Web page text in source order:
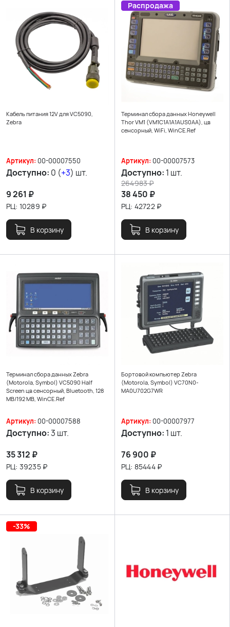
Кабель питания 12V для VC5090,
Zebra
Артикул: 00-00007550
Доступно: 0 (+3) шт.
9 261 ₽
РЦ: 10289 ₽
В корзину
Распродажа
Терминал сбора данных Honeywell
Thor VM1 (VM1C1A1A1AUS0AA), цв
сенсорный, WiFi, WinCE.Ref
Артикул: 00-00007573
Доступно: 1 шт.
38 450 ₽
264983₽
РЦ: 42722₽
В корзину
Терминал сбора данных Zebra
(Motorola, Symbol) VC5090 Half
Screen цв сенсорный, Bluetooth, 128
MB/192 MB, WinCE.Ref
Артикул: 00-00007588
Доступно:3 шт.
35 312 ₽
РЦ: 39235₽
В корзину
Бортовой компьютер Zebra
(Motorola, Symbol) VC70N0-
MA0U702G7WR
Артикул: 00-00007977
Доступно: 1 шт.
76 900 ₽
РЦ: 85444₽
В корзину
-33%